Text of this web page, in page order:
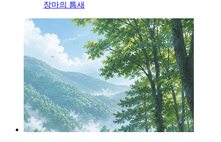
장마의 틈새